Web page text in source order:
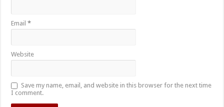
Email*
Website
Save my name, email, and website in this browser for the next time
I comment.